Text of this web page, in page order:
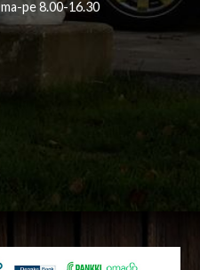
ma-pe 8.00-16.30